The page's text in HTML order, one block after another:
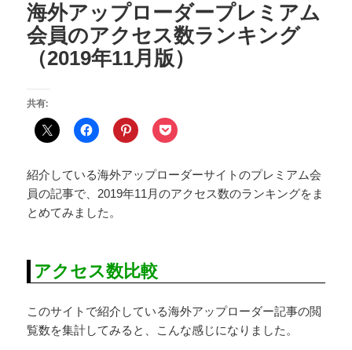
海外アップローダープレミアム
会員のアクセス数ランキング
（2019年11月版）
共有:
紹介している海外アップローダーサイトのプレミアム会
員の記事で、2019年11月のアクセス数のランキングをま
とめてみました。
アクセス数比較
このサイトで紹介している海外アップローダー記事の閲
覧数を集計してみると、こんな感じになりました。